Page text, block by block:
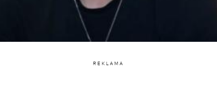
REKLAMA